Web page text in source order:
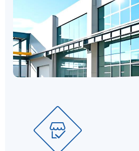
与产业集群优势，构建了辐射全
响应网络。技术研发与制造实力珠
“技...